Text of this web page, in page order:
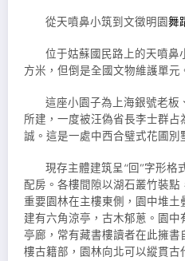
從天噴鼻小筑到文徵明園舞
位于姑蘇國民路上的天噴鼻
方米，但倒是全國文物維護單元
這座小園子為上海銀號老板
所建，一度被汪偽省長李士群
誠。這是一處中西合璧式花圃別
現存主體建筑呈“回”字形格
配房。各樓間隙以湖石叢竹裝點
重要園林在主樓東側，園中堆
建有六角涼亭，古木郁蔥。園
亭廊，常有藏書樓讀者在此擁
樓古籍部，園林向北可以縱貫古